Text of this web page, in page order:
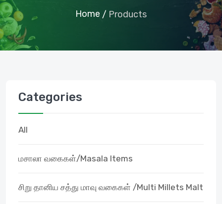
Home / Products
Categories
All
மசாலா வகைகள்/Masala Items
சிறு தானிய சத்து மாவு வகைகள் /Multi Millets Malt